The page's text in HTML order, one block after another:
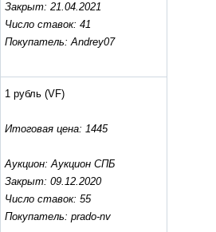
Закрыт: 21.04.2021
Число ставок: 41
Покупатель: Andrey07
1 рубль (VF)
Итоговая цена: 1445
Аукцион: Аукцион СПБ
Закрыт: 09.12.2020
Число ставок: 55
Покупатель: prado-nv